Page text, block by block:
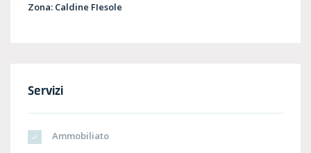
Zona: Caldine FIesole
Servizi
Ammobiliato